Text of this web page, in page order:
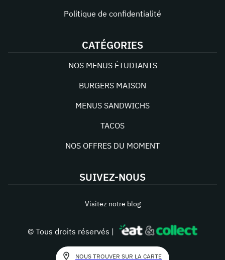
Politique de confidentialité
CATÉGORIES
NOS MENUS ÉTUDIANTS
BURGERS MAISON
MENUS SANDWICHS
TACOS
NOS OFFRES DU MOMENT
SUIVEZ-NOUS
Visitez notre blog
© Tous droits réservés |
NOUS TROUVER SUR LA CARTE